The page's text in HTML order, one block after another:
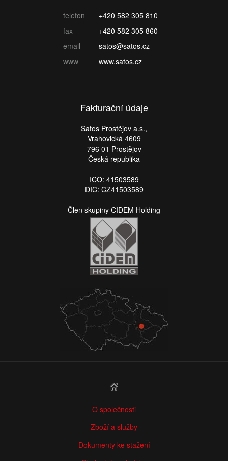
telefon
+420 582 305 810
fax
+420 582 305 860
email
satos@satos.cz
www
www.satos.cz
Fakturační údaje
Satos Prostějov a.s.,
Vrahovická 4609
796 01 Prostějov
Česká republika
IČO: 41503589
DIČ: CZ41503589
Člen skupiny CIDEM Holding
O společnosti
Zboží a služby
Dokumenty ke stažení